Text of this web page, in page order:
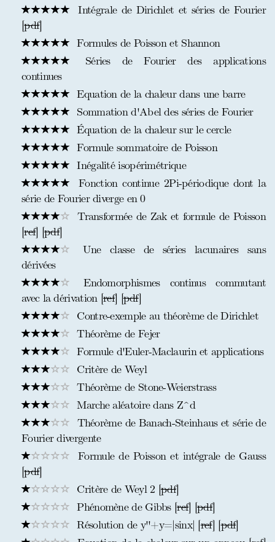
Intégrale de Dirichlet et séries de Fourier
[pdf]
Formules de Poisson et Shannon
Séries de Fourier des applications
continues
Equation de la chaleur dans une barre
Sommation d'Abel des séries de Fourier
Équation de la chaleur sur le cercle
Formule sommatoire de Poisson
Inégalité isopérimétrique
Fonction continue 2Pi-périodique dont la
série de Fourier diverge en 0
Transformée de Zak et formule de Poisson
[ref] [pdf]
Une classe de séries lacunaires sans
dérivées
Endomorphismes continus commutant
avec la dérivation [ref] [pdf]
Contre-exemple au théorème de Dirichlet
Théorème de Fejer
Formule d'Euler-Maclaurin et applications
Critère de Weyl
Théorème de Stone-Weierstrass
Marche aléatoire dans Z^d
Théorème de Banach-Steinhaus et série de
Fourier divergente
Formule de Poisson et intégrale de Gauss
[pdf]
Critère de Weyl 2 [pdf]
Phénomène de Gibbs [ref] [pdf]
Résolution de y''+y=|sinx| [ref] [pdf]